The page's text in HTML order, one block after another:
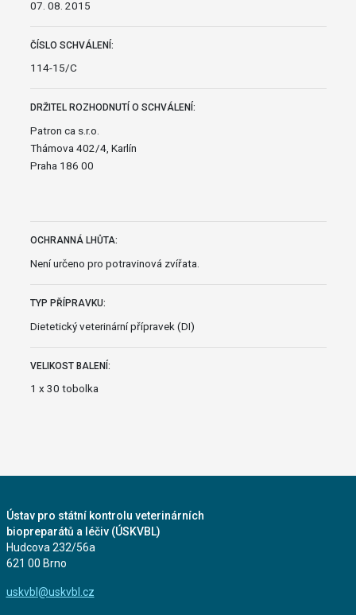
07. 08. 2015
ČÍSLO SCHVÁLENÍ:
114-15/C
DRŽITEL ROZHODNUTÍ O SCHVÁLENÍ:
Patron ca s.r.o.
Thámova 402/4, Karlín
Praha 186 00
OCHRANNÁ LHŮTA:
Není určeno pro potravinová zvířata.
TYP PŘÍPRAVKU:
Dietetický veterinární přípravek (DI)
VELIKOST BALENÍ:
1 x 30 tobolka
Ústav pro státní kontrolu veterinárních
biopreparátů a léčiv (ÚSKVBL)
Hudcova 232/56a
621 00 Brno
uskvbl@uskvbl.cz